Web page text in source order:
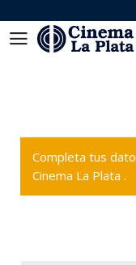
Completa tus
Cinema La Plata .